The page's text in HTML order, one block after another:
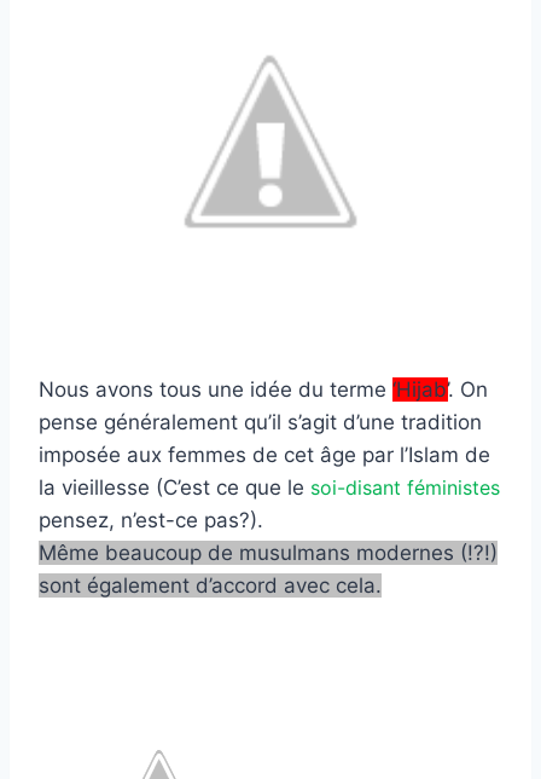
Nous avons tous une idée du terme ‘Hijab’. On
pense généralement qu’il s’agit d’une tradition
imposée aux femmes de cet âge par l’Islam de
la vieillesse (C’est ce que le soi-disant féministes
pensez, n’est-ce pas?).
Même beaucoup de musulmans modernes (!?!)
sont également d’accord avec cela.